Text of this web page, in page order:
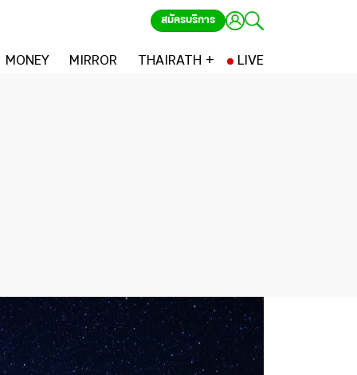
สมัครบริการ
MONEY MIRROR THAIRATH + LIVE